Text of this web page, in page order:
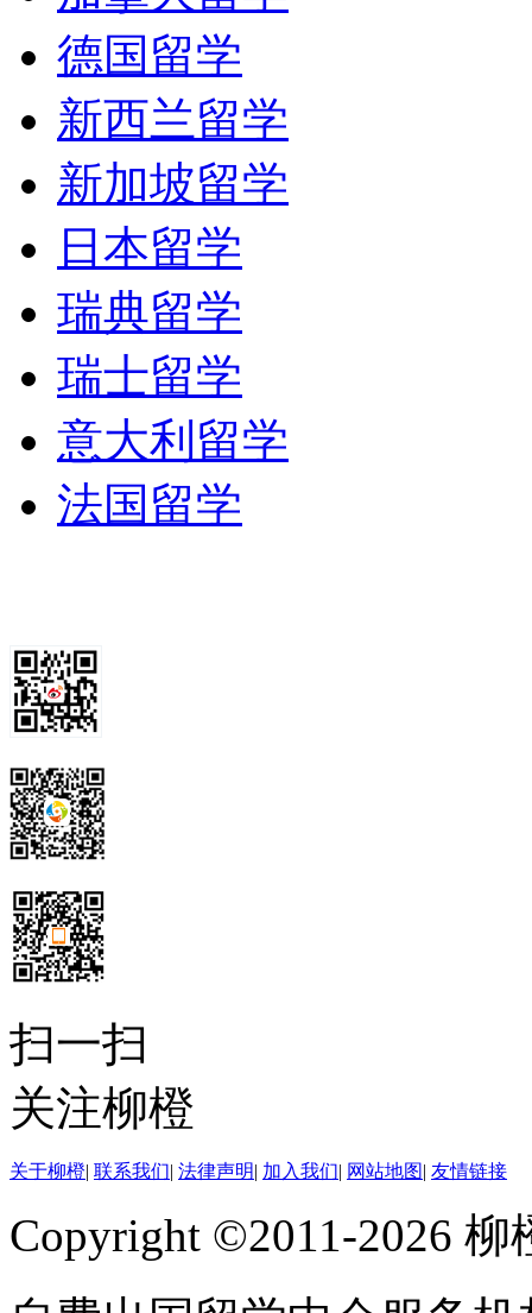
其英语系和历史系排名
资力量也相当雄厚，耶
人文科学研究中心，使
科学研究的高地。耶鲁
学术空气。这种“自由教
各种思想流派，保持勃
耶鲁曾培养出一大批杰
詹天佑、颜福庆、马寅
仪、应开识、林璎等等
国大学学士学位的中国
耶鲁大学（Yale
格州纽黑文市的私立大
学院”（Collegiate
立的第三所大学，今为
在2006英国泰晤士报专
耶鲁大学在总平均排名
Review在2006把耶鲁大
二。耶鲁以人文、艺术
德国留学
新西兰留学
新加坡留学
日本留学
瑞典留学
瑞士留学
意大利留学
法国留学
扫一扫
关注柳橙
关于柳橙| 联系我们| 法律声明| 加入我们| 网站地图| 友情链接
Copyright ©2011-2026